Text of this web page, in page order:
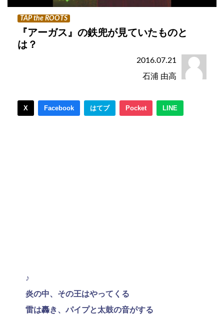
TAP the ROOTS
『アーガス』の鉄兜が見ていたものと
は？
2016.07.21
石浦 由高
X Facebook はてブ Pocket LINE
♪
炎の中、その王はやってくる
雷は轟き、パイプと太鼓の音がする